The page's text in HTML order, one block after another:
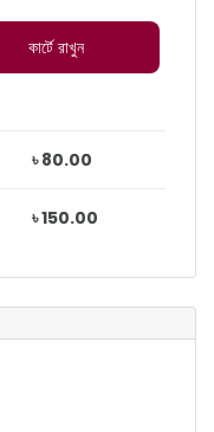
কার্টে রাখুন
৳ 80.00
৳ 150.00